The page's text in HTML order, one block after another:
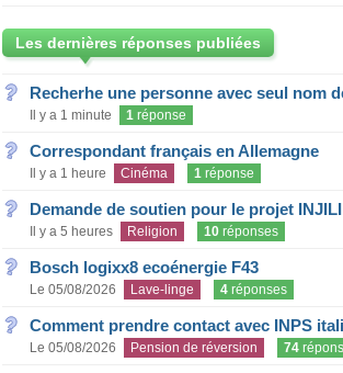
Les dernières réponses publiées
Recherhe une personne avec seul nom
Il y a 1 minute 1réponse
Correspondant français en Allemagne
Il y a 1 heure Cinéma 1réponse
Demande de soutien pour le projet
Il y a 5 heures Religion 10réponses
Bosch logixx8 ecoénergie F43
Le 05/08/2026 Lave-linge 4réponses
Comment prendre contact avec INPS
Le 05/08/2026 Pension de réversion 74